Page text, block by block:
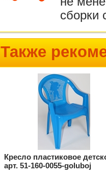
сборки
Также
Кресло пластиковое
арт. 51-160-0055-goluboj